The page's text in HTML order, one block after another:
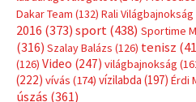
Címkék